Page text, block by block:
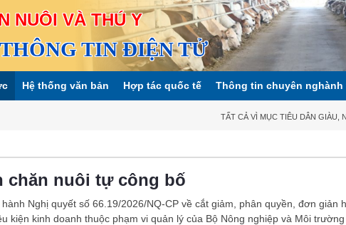
NUÔI VÀ THÚ Y
TIN ĐIỆN TỬ
Hệ thống văn bản Hợp tác quốc tế Thông tin chuyên nghành
TẤT CẢ VÌ MỤC TIÊU DÂN GIÀU,
chăn nuôi tự công bố
Nghị quyết số 66.19/2026/NQ-CP về cắt giảm, phân quyền, đơn giản
kiện kinh doanh thuộc phạm vi quản lý của Bộ Nông nghiệp và Môi